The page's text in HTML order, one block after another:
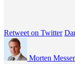
Retweet on Twitter
Morten